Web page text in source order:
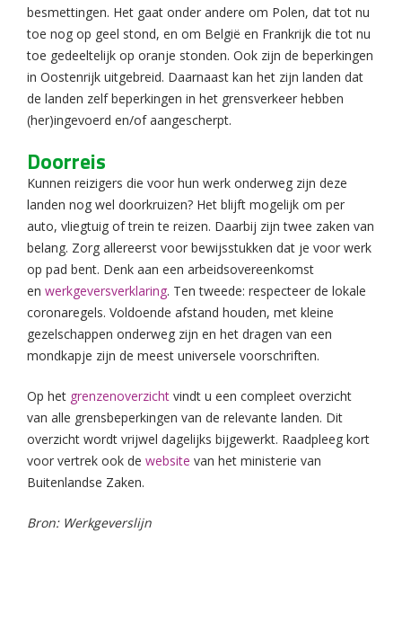
besmettingen. Het gaat onder andere om Polen, dat tot nu
toe nog op geel stond, en om België en Frankrijk die tot nu
toe gedeeltelijk op oranje stonden. Ook zijn de beperkingen
in Oostenrijk uitgebreid. Daarnaast kan het zijn landen dat
de landen zelf beperkingen in het grensverkeer hebben
(her)ingevoerd en/of aangescherpt.
Doorreis
Kunnen reizigers die voor hun werk onderweg zijn deze
landen nog wel doorkruizen? Het blijft mogelijk om per
auto, vliegtuig of trein te reizen. Daarbij zijn twee zaken van
belang. Zorg allereerst voor bewijsstukken dat je voor werk
op pad bent. Denk aan een arbeidsovereenkomst
en werkgeversverklaring. Ten tweede: respecteer de lokale
coronaregels. Voldoende afstand houden, met kleine
gezelschappen onderweg zijn en het dragen van een
mondkapje zijn de meest universele voorschriften.
Op het grenzenoverzicht vindt u een compleet overzicht
van alle grensbeperkingen van de relevante landen. Dit
overzicht wordt vrijwel dagelijks bijgewerkt. Raadpleeg kort
voor vertrek ook de website van het ministerie van
Buitenlandse Zaken.
Bron: Werkgeverslijn